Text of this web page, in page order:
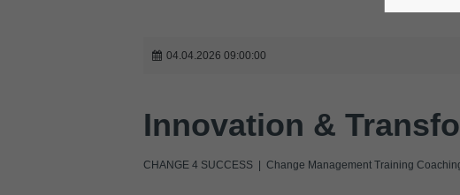
04.04.2026 09:00:00
Innovation &
CHANGE 4 SUCCESS | Change Management Training